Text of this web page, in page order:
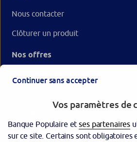
Nous contacter
Clôturer un produit
Nos offres
Continuer sans accepter
Vos paramètres de
Banque Populaire etses partenaires
sur ce site. Certains sont